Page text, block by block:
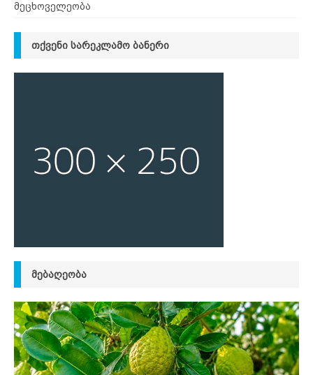
მეცხოველეობა
ᲗᲥᲕᲔᲜᲘ ᲡᲐᲠᲔᲙᲚᲐᲛᲝ ᲑᲐᲜᲔᲠᲘ
ᲛᲔᲑᲐᲦᲔᲝᲑᲐ